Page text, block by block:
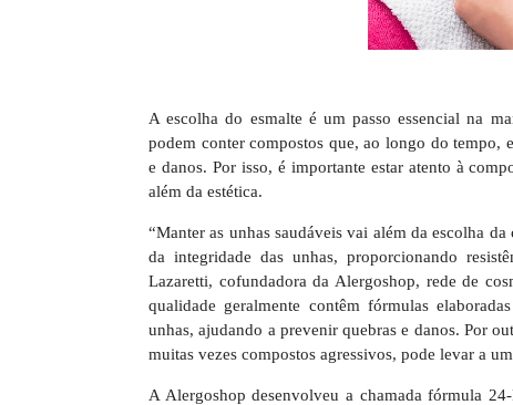
A escolha do esmalte é um passo essencial na
podem conter compostos que, ao longo do tempo,
e danos. Por isso, é importante estar atento à
além da estética.
“Manter as unhas saudáveis vai além da escolha
da integridade das unhas, proporcionando
Lazaretti, cofundadora da Alergoshop, rede de
qualidade geralmente contêm fórmulas
unhas, ajudando a prevenir quebras e danos. Por
muitas vezes compostos agressivos, pode levar a
A Alergoshop desenvolveu a chamada fórmula